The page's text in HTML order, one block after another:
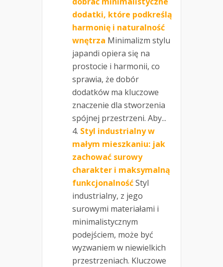
dodatki, które podkreślą
harmonię i naturalność
wnętrza Minimalizm stylu
japandi opiera się na
prostocie i harmonii, co
sprawia, że dobór
dodatków ma kluczowe
znaczenie dla stworzenia
spójnej przestrzeni. Aby...
Styl industrialny w
małym mieszkaniu: jak
zachować surowy
charakter i maksymalną
funkcjonalnośćStyl
industrialny, z jego
surowymi materiałami i
minimalistycznym
podejściem, może być
wyzwaniem w niewielkich
przestrzeniach. Kluczowe